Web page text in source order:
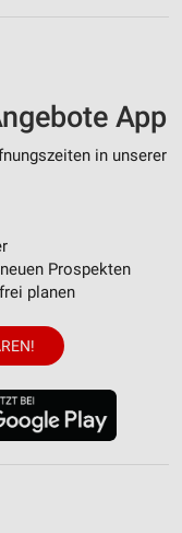
App
in unserer
Prospekten
planen